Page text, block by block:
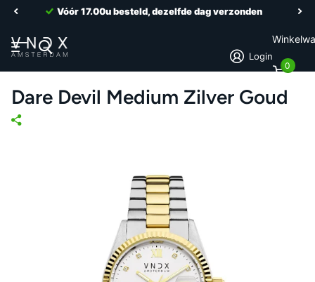
Vóór 17.00u besteld, dezelfde dag verzonden
Login
0
Dare Devil Medium Zilver Goud